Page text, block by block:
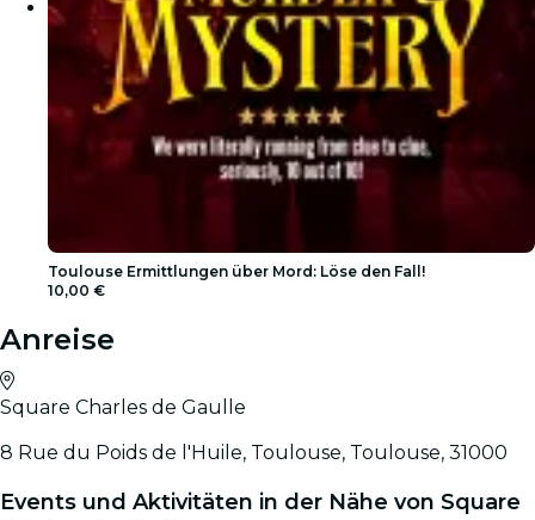
Toulouse Ermittlungen über Mord: Löse den Fall!
10,00 €
Anreise
Square Charles de Gaulle
8 Rue du Poids de l'Huile, Toulouse, Toulouse, 31000
Events und Aktivitäten in der Nähe von Square